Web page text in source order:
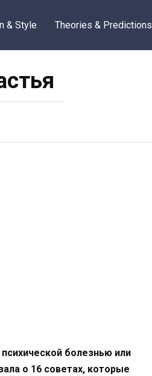
& Style Theories & Predictions
болезнью или
о 16 советах, которые